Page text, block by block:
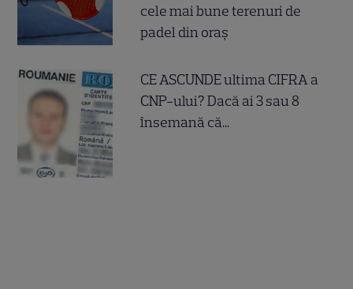
cele mai bune terenuri de
padel din oraș
CE ASCUNDE ultima CIFRA a
CNP-ului? Dacă ai 3 sau 8
însemană că...